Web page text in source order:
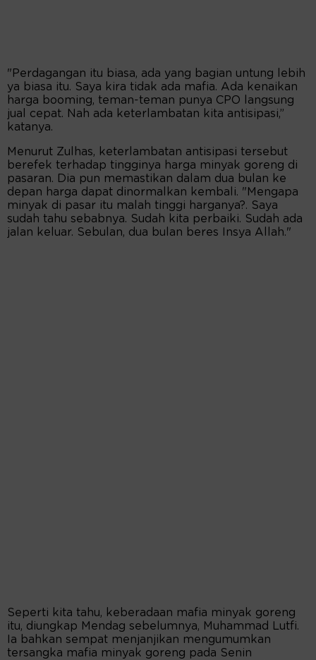
"Perdagangan itu biasa, ada yang bagian untung lebih
ya biasa itu. Saya kira tidak ada mafia. Ada kenaikan
harga booming, teman-teman punya CPO langsung
jual cepat. Nah ada keterlambatan kita antisipasi,”
katanya.
Menurut Zulhas, keterlambatan antisipasi tersebut
berefek terhadap tingginya harga minyak goreng di
pasaran. Dia pun memastikan dalam dua bulan ke
depan harga dapat dinormalkan kembali. "Mengapa
minyak di pasar itu malah tinggi harganya?. Saya
sudah tahu sebabnya. Sudah kita perbaiki. Sudah ada
jalan keluar. Sebulan, dua bulan beres Insya Allah."
Seperti kita tahu, keberadaan mafia minyak goreng
itu, diungkap Mendag sebelumnya, Muhammad Lutfi.
Ia bahkan sempat menjanjikan mengumumkan
tersangka mafia minyak goreng pada Senin